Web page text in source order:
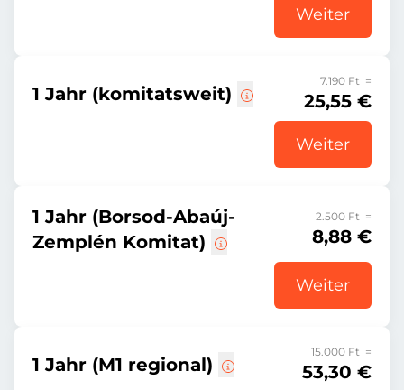
Weiter
1 Jahr (komitatsweit)
7.190 Ft =
25,55 €
Weiter
1 Jahr (Borsod-Abaúj-
Zemplén Komitat)
2.500 Ft =
8,88 €
Weiter
1 Jahr (M1 regional)
15.000 Ft =
53,30 €